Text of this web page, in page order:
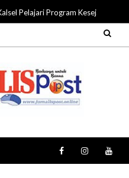
Pelajari Program